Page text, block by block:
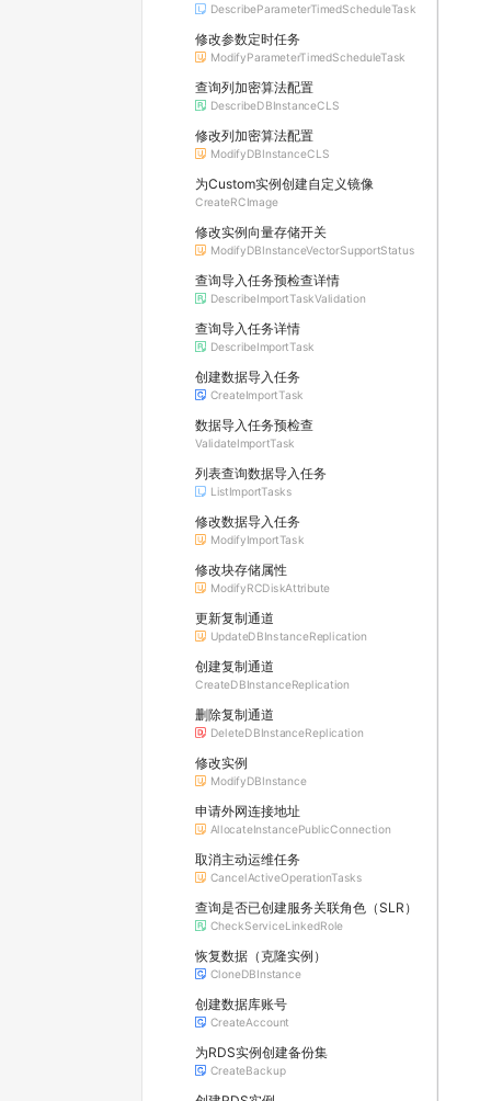
DescribeParameterTimedScheduleTask
修改参数定时任务
ModifyParameterTimedScheduleTask
查询列加密算法配置
DescribeDBInstanceCLS
修改列加密算法配置
ModifyDBInstanceCLS
为Custom实例创建自定义镜像
CreateRCImage
修改实例向量存储开关
ModifyDBInstanceVectorSupportStatus
查询导入任务预检查详情
DescribeImportTaskValidation
查询导入任务详情
DescribeImportTask
创建数据导入任务
CreateImportTask
数据导入任务预检查
ValidateImportTask
列表查询数据导入任务
ListImportTasks
修改数据导入任务
ModifyImportTask
修改块存储属性
ModifyRCDiskAttribute
更新复制通道
UpdateDBInstanceReplication
创建复制通道
CreateDBInstanceReplication
删除复制通道
DeleteDBInstanceReplication
修改实例
ModifyDBInstance
申请外网连接地址
AllocateInstancePublicConnection
取消主动运维任务
CancelActiveOperationTasks
查询是否已创建服务关联角色（SLR）
CheckServiceLinkedRole
恢复数据（克隆实例）
CloneDBInstance
创建数据库账号
CreateAccount
为RDS实例创建备份集
CreateBackup